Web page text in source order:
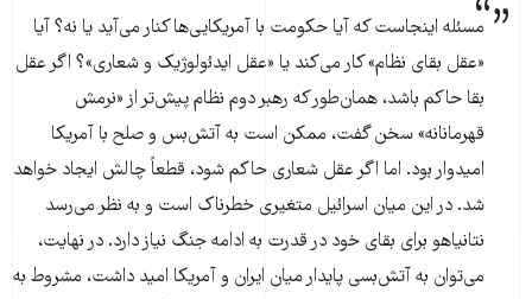
مسئله اینجاست که آیا حکومت با آمریکایی‌ها کنار می‌آید یا نه؟ آیا
«عقل بقای نظام» کار می‌کند یا «عقل ایدئولوژیک و شعاری»؟ اگر عقل
بقا حاکم باشد، همان‌طور که رهبر دوم نظام پیش‌تر از «نرمش
قهرمانانه» سخن گفت، ممکن است به آتش‌بس و صلح با آمریکا
امیدوار بود. اما اگر عقل شعاری حاکم شود، قطعاً چالش ایجاد خواهد
شد. در این میان اسرائیل متغیری خطرناک است و به نظر می‌رسد
نتانیاهو برای بقای خود در قدرت به ادامه جنگ نیاز دارد. در نهایت،
می‌توان به آتش‌بسی پایدار میان ایران و آمریکا امید داشت، مشروط به